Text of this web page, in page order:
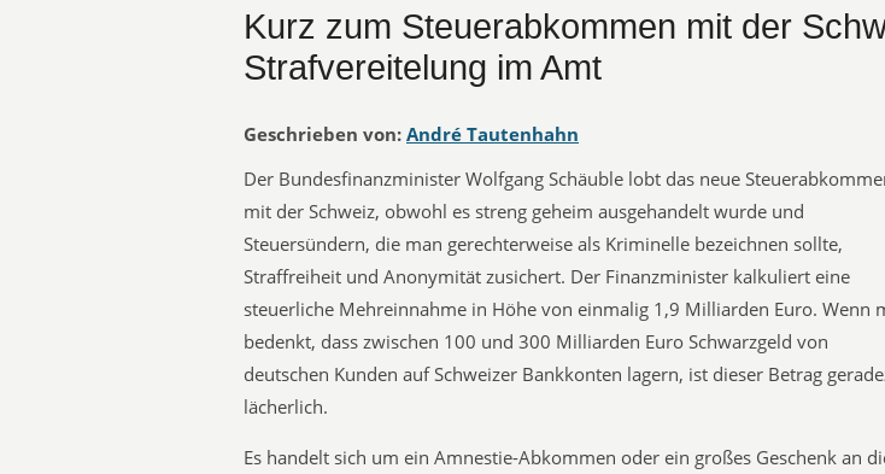
Kurz zum Steuerabkommen mit der
Strafvereitelung im Amt
Geschrieben von: André Tautenhahn
Der Bundesfinanzminister Wolfgang Schäuble lobt das neue
mit der Schweiz, obwohl es streng geheim ausgehandelt wurde und
Steuersündern, die man gerechterweise als Kriminelle bezeichnen sollte,
Straffreiheit und Anonymität zusichert. Der Finanzminister kalkuliert eine
steuerliche Mehreinnahme in Höhe von einmalig 1,9 Milliarden Euro. Wenn
bedenkt, dass zwischen 100 und 300 Milliarden Euro Schwarzgeld von
deutschen Kunden auf Schweizer Bankkonten lagern, ist dieser Betrag
lächerlich.
Es handelt sich um ein Amnestie-Abkommen oder ein großes Geschenk an